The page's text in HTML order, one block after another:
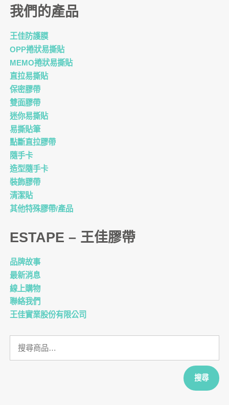
我們的產品
王佳防護膜
OPP捲狀易撕貼
MEMO捲狀易撕貼
直拉易撕貼
保密膠帶
雙面膠帶
迷你易撕貼
易撕貼筆
點斷直拉膠帶
隨手卡
造型隨手卡
裝飾膠帶
清潔貼
其他特殊膠帶/產品
ESTAPE – 王佳膠帶
品牌故事
最新消息
線上購物
聯絡我們
王佳實業股份有限公司
搜尋